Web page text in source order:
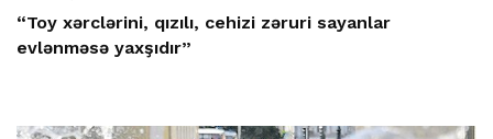
“Toy xərclərini, qızılı, cehizi zəruri sayanlar
evlənməsə yaxşıdır”